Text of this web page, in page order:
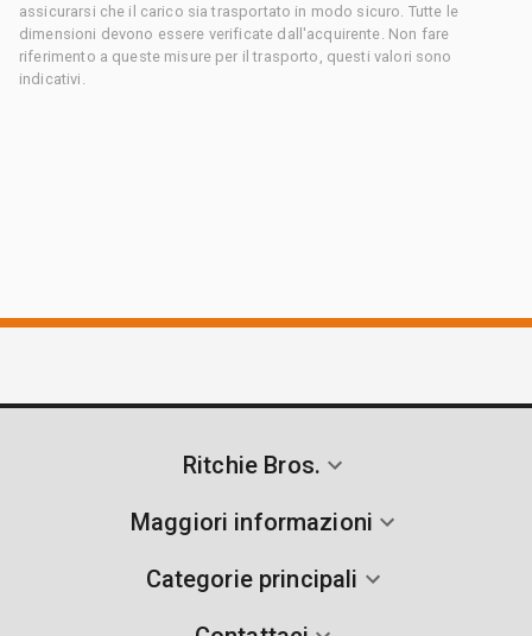
assicurarsi che il carico sia trasportato in modo sicuro. Tutte le
dimensioni devono essere verificate dall'acquirente. Non fare
riferimento a queste misure per il trasporto, questi valori sono
indicativi.
Ritchie Bros.
Maggiori informazioni
Categorie principali